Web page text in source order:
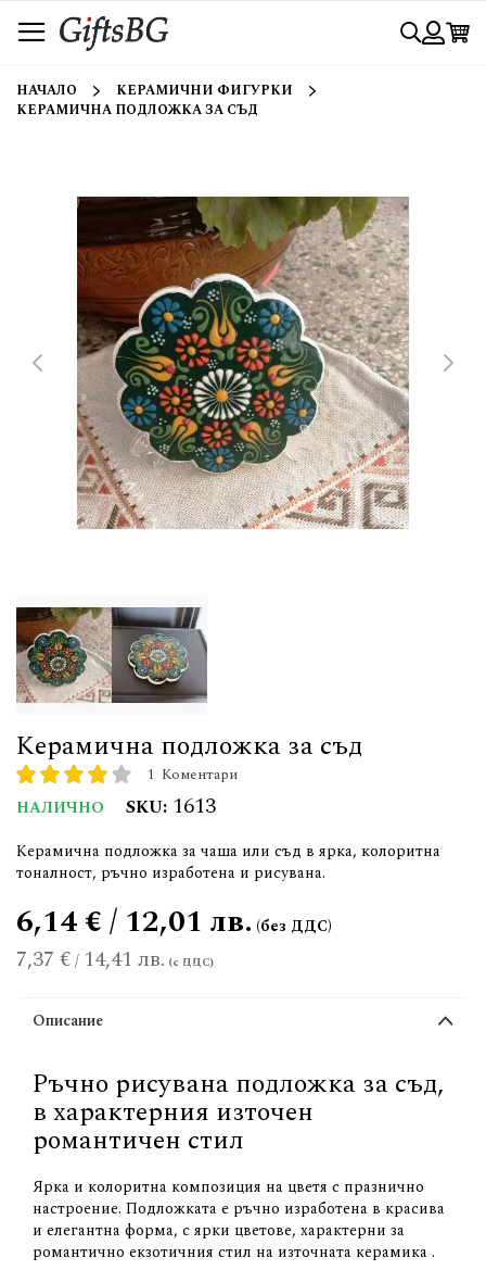
към
съдържанието
Търси
НАЧАЛО
КЕРАМИЧНИ ФИГУРКИ
КЕРАМИЧНА ПОДЛОЖКА ЗА СЪД
Керамична подложка за съд
рейтинг: 1 Коментари
НАЛИЧНО SKU 1613
Керамична подложка за чаша или съд в ярка, колоритна
тоналност, ръчно изработена и рисувана.
7,37 €/ 14,41 лв.
6,14 € / 12,01 лв.
Описание
Ръчно рисувана подложка за съд,
в характерния източен
романтичен стил
Ярка и колоритна композиция на цветя с празнично
настроение. Подложката е ръчно изработена в красива
и елегантна форма, с ярки цветове, характерни за
романтично екзотичния стил на източната керамика .